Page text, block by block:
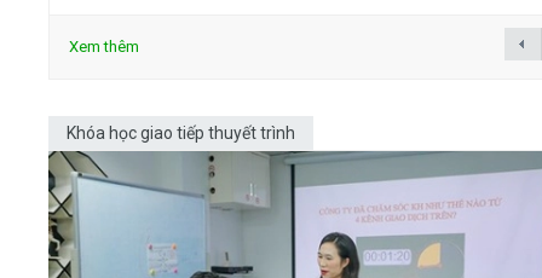
Xem thêm
Khóa học giao tiếp thuyết trình